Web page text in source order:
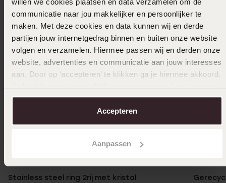
communicatie naar jou makkelijker en persoonlijker te
maken. Met deze cookies en data kunnen wij en derde
partijen jouw internetgedrag binnen en buiten onze website
volgen en verzamelen. Hiermee passen wij en derden onze
website, advertenties en communicatie aan jouw interesses
aan. Door op ‘accepteren’ te klikken ga je hiermee akkoord.
over in onscookiebeleid.
Accepteren
Aanpassen
Stainless steel ring 2rij met kristal